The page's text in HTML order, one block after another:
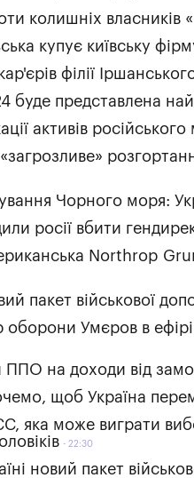
колишніх власників
купує київську
філії
буде представлена
активів
Чорного моря:
росії вбити
Northrop
пакет військової
оборони Умєров в
ППО на доходи від
щоб Україна
яка може виграти
22:30
новий пакет